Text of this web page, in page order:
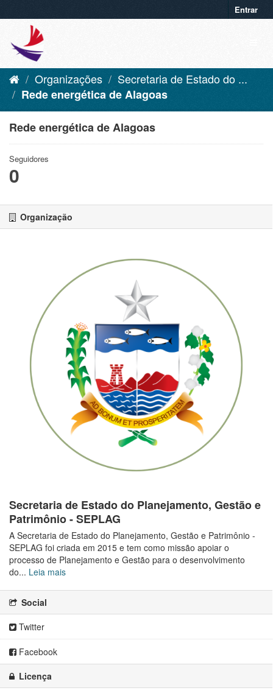
Entrar
Organizações
Secretaria de Estado do ...
Rede energética de Alagoas
Rede energética de Alagoas
Seguidores
0
Organização
Secretaria de Estado do Planejamento, Gestão e
Patrimônio - SEPLAG
A Secretaria de Estado do Planejamento, Gestão e Patrimônio -
SEPLAG foi criada em 2015 e tem como missão apoiar o
processo de Planejamento e Gestão para o desenvolvimento
do... Leia mais
Social
Twitter
Facebook
Licença